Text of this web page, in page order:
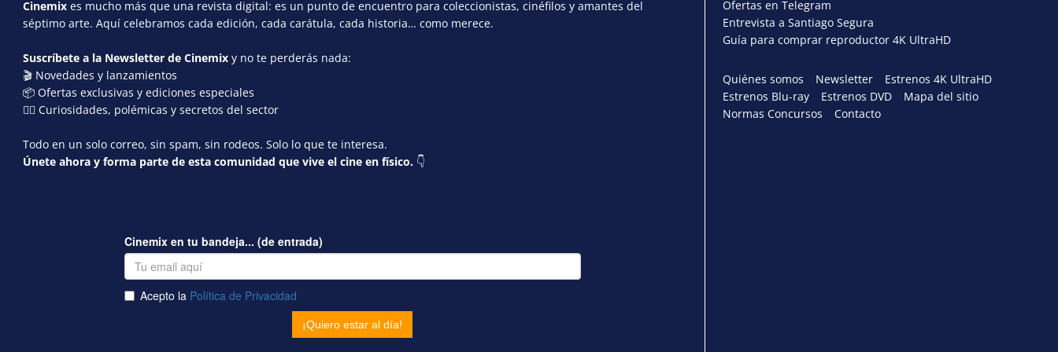
Cinemix es mucho más que una revista digital: es un punto de encuentro para coleccionistas, cinéfilos y amantes del
séptimo arte. Aquí celebramos cada edición, cada carátula, cada historia… como merece.
Suscríbete a la Newsletter de Cinemix y no te perderás nada:
🎬 Novedades y lanzamientos
📦 Ofertas exclusivas y ediciones especiales
🕵️‍♂️ Curiosidades, polémicas y secretos del sector
Todo en un solo correo, sin spam, sin rodeos. Solo lo que te interesa.
Únete ahora y forma parte de esta comunidad que vive el cine en físico. 👇
Ofertas en Telegram
Entrevista a Santiago Segura
Guía para comprar reproductor 4K UltraHD
Quiénes somos Newsletter
Estrenos 4K UltraHD
Estrenos Blu-ray
Estrenos DVD
Mapa del sitio
Normas Concursos
Contacto